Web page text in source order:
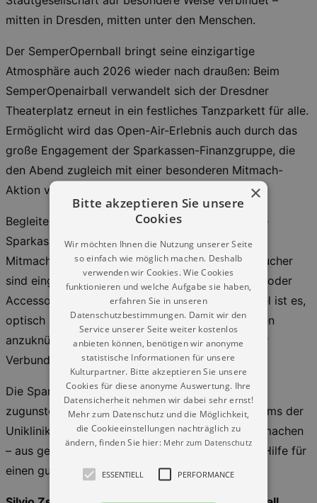
mitten in Dresden, mitten unter den Menschen.
Der SemperOpernball bringt seine einzigartige
Atmosphäre auch 2026 wieder nach draußen: Beim
SemperOpenairball verwandelt sich der Dresdner
Theaterplatz erneut in ein festliches Tanzparkett für alle.
Ermöglicht wird das Open-Air-Erlebnis auch durch das
große Engagement der Sparkassen-Finanzgruppe, die
den Abend zugleich mit einer besonderen Mitmach-
Aktion verbindet.
Begleitend zum SemperOpenairball 2026 ruft die
Sparkassen-Finanzgruppe zu einer besonderen
Mitmach-Aktion auf: alle Besucherinnen und Besucher
sind eingeladen, mit einem roten Kleidungsstück oder
Accessoire auf den Theaterplatz zu kommen. Ziel ist es,
optisch an die roten Ballkleider der Debütantinnen
anzuknüpfen und gemeinsam ein starkes Bild der
Verbundenheit zu schaffen.
Die Sparkassen-Finanzgruppe lobt eine Spende
zugunsten des Sächsischen Kinderpalliativzentrums der
Uniklinik Dresden aus, wenn viele Menschen mitmachen
– aus gemeinsamer Teilnahme wird so konkrete Hilfe für
einen guten Zweck.
×
Bitte akzeptieren Sie unsere
Cookies
Wir möchten Ihnen die Nutzung unserer Seite
so einfach wie möglich machen. Deshalb
verwenden wir Cookies. Wie Cookies
funktionieren und welche Aufgabe sie haben,
erfahren Sie in unseren
Datenschutzbestimmungen. Damit wir den
Service unserer Seite weiter kostenlos
anbieten können, benötigen wir anonyme
statistische Informationen für unsere
Kulturpartner. Bitte akzeptieren Sie unsere
Cookies für diese anonyme Auswertung. Ihre
Datensicherheit nehmen wir dabei sehr ernst!
Mehr zum Datenschutz und die Möglichkeit,
die Cookieeinstellungen nachträglich zu
ändern, finden Sie hier: Mehr zum Datenschutz
ESSENTIELL PERFORMANCE